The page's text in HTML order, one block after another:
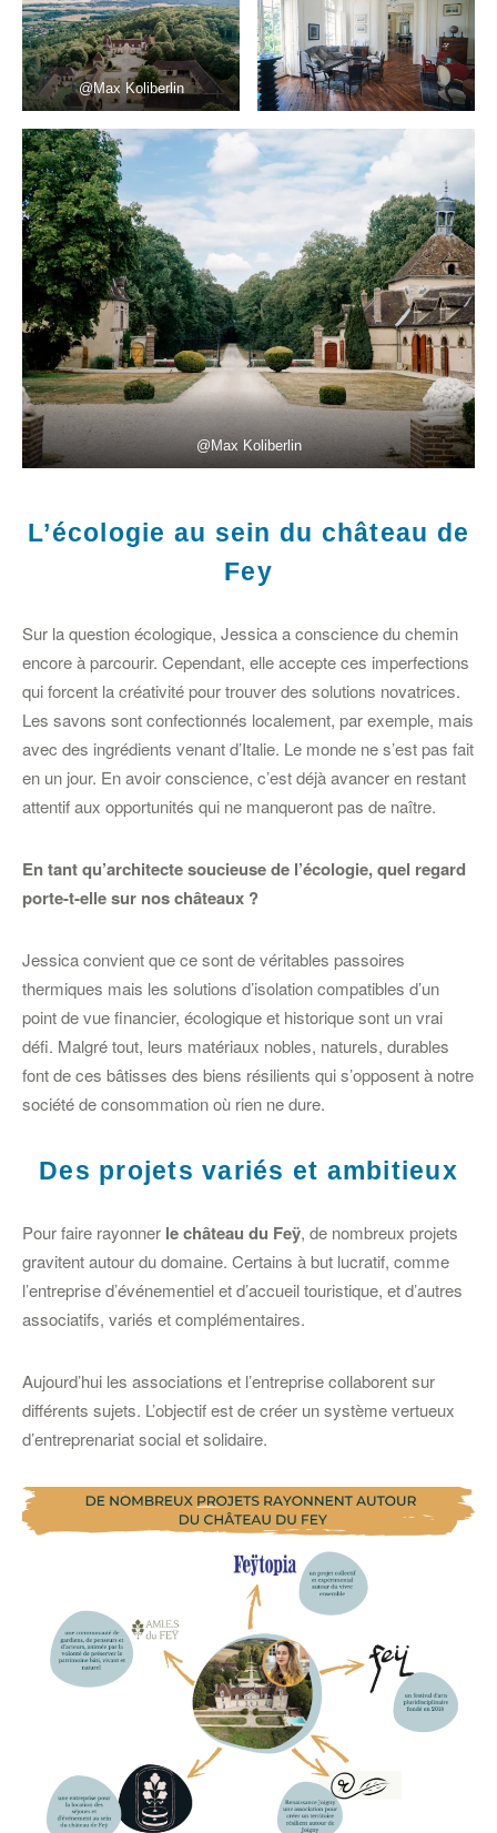
@Max Koliberlin
@Max Koliberlin
L’écologie au sein du château de
Fey
Sur la question écologique, Jessica a conscience du chemin
encore à parcourir. Cependant, elle accepte ces imperfections
qui forcent la créativité pour trouver des solutions novatrices.
Les savons sont confectionnés localement, par exemple, mais
avec des ingrédients venant d’Italie. Le monde ne s’est pas fait
en un jour. En avoir conscience, c’est déjà avancer en restant
attentif aux opportunités qui ne manqueront pas de naître.
En tant qu’architecte soucieuse de l’écologie, quel regard
porte-t-elle sur nos châteaux ?
Jessica convient que ce sont de véritables passoires
thermiques mais les solutions d’isolation compatibles d’un
point de vue financier, écologique et historique sont un vrai
défi. Malgré tout, leurs matériaux nobles, naturels, durables
font de ces bâtisses des biens résilients qui s’opposent à notre
société de consommation où rien ne dure.
Des projets variés et ambitieux
Pour faire rayonner le château du Feÿ, de nombreux projets
gravitent autour du domaine. Certains à but lucratif, comme
l’entreprise d’événementiel et d’accueil touristique, et d’autres
associatifs, variés et complémentaires.
Aujourd’hui les associations et l’entreprise collaborent sur
différents sujets. L’objectif est de créer un système vertueux
d’entreprenariat social et solidaire.